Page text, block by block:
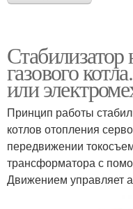
газового
или
Принцип работы
котлов отопления
передвижении
трансформатора с
Движением управляет